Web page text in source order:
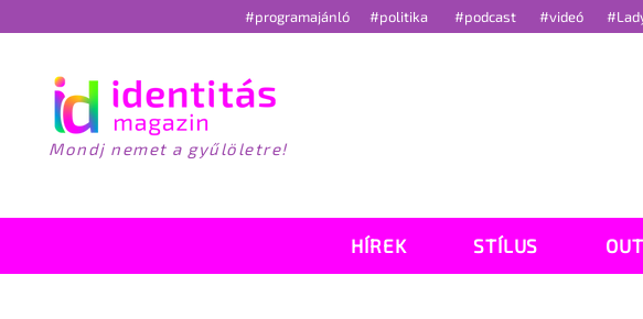
#programajánló #politika #podcast #videó
Mondj nemet a gyűlöletre!
HÍREK STÍLUS OUT